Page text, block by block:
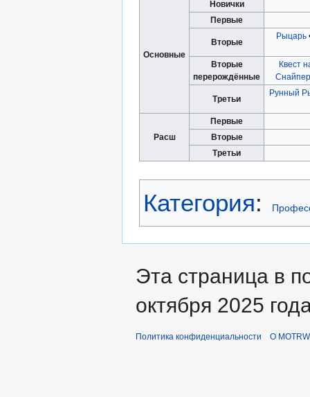
Основные
Новички
Первые
Вторые
Рыцарь
Вторые
перерождённые
Квест
Снайпер
Третьи
Рунный
Расш
Первые
Вторые
Третьи
Категория:
Эта страница в
октября 2025
Политика конфиденциальности О